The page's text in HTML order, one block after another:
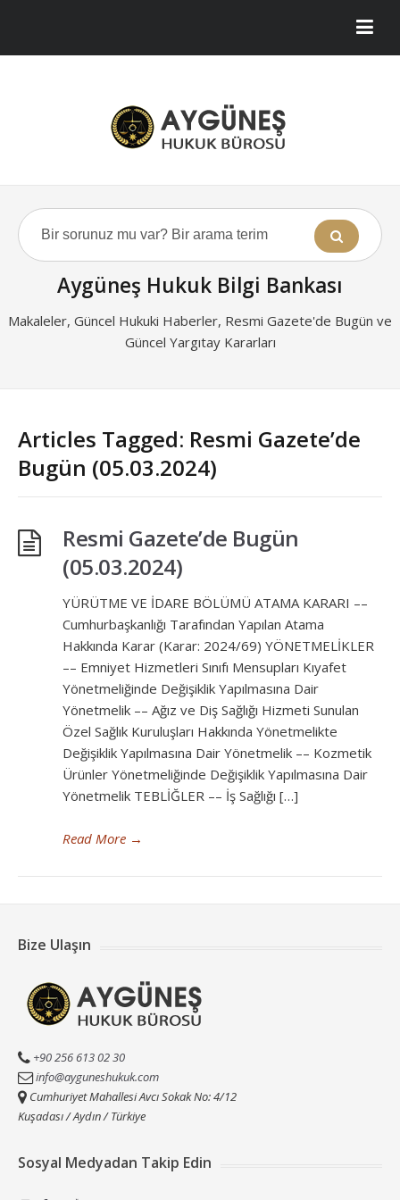
Aygüneş Hukuk Bilgi Bankası
Makaleler, Güncel Hukuki Haberler, Resmi Gazete'de Bugün ve
Güncel Yargıtay Kararları
Articles Tagged: Resmi Gazete’de
Bugün (05.03.2024)
Resmi Gazete’de Bugün
(05.03.2024)
YÜRÜTME VE İDARE BÖLÜMÜ ATAMA KARARI ––
Cumhurbaşkanlığı Tarafından Yapılan Atama
Hakkında Karar (Karar: 2024/69) YÖNETMELİKLER
–– Emniyet Hizmetleri Sınıfı Mensupları Kıyafet
Yönetmeliğinde Değişiklik Yapılmasına Dair
Yönetmelik –– Ağız ve Diş Sağlığı Hizmeti Sunulan
Özel Sağlık Kuruluşları Hakkında Yönetmelikte
Değişiklik Yapılmasına Dair Yönetmelik –– Kozmetik
Ürünler Yönetmeliğinde Değişiklik Yapılmasına Dair
Yönetmelik TEBLİĞLER –– İş Sağlığı […]
Read More →
Bize Ulaşın
+90 256 613 02 30
info@ayguneshukuk.com
Cumhuriyet Mahallesi Avcı Sokak No: 4/12
Kuşadası / Aydın / Türkiye
Sosyal Medyadan Takip Edin